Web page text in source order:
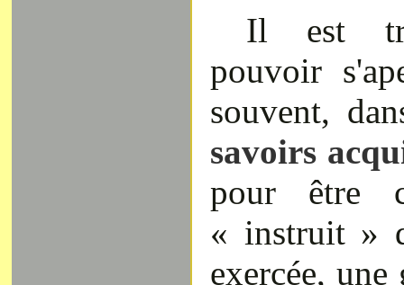
Il est
pouvoir
souvent,
savoirs
pour être
« instruit »
exercée,